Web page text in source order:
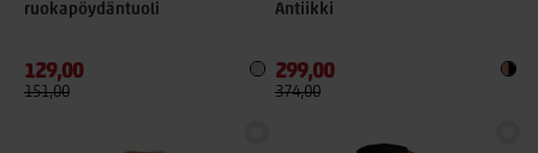
ruokapöydäntuoli
129,00
151,00
Antiikki
299,00
374,00